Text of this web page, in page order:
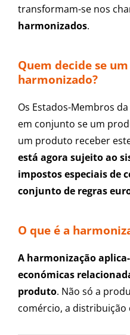
transformam-se nos
harmonizados.
Quem decide se
harmonizado?
Os Estados-Membros
em conjunto se um
um produto receber
está agora sujeito ao
impostos especiais de
conjunto de regras
O que é a
A harmonização
económicas
produto. Não só a
comércio, a distribuição